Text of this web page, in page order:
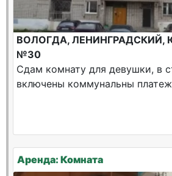
ВОЛОГДА, ЛЕНИНГРАДСКИЙ,
№30
Сдам комнату для девушки, в
включены коммунальны
Аренда: Комната